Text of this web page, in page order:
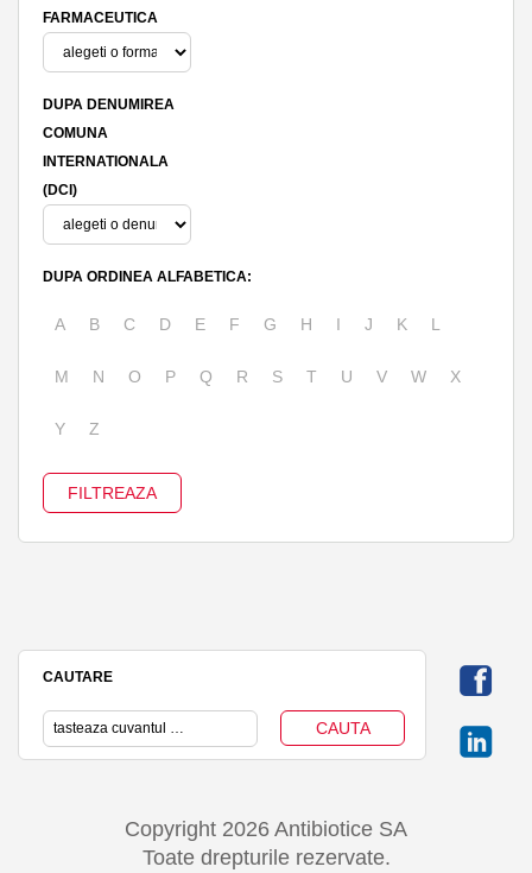
FARMACEUTICA
DUPA DENUMIREA
COMUNA
INTERNATIONALA
(DCI)
DUPA ORDINEA ALFABETICA:
A B C D E F G H I J K L
M N O P Q R S T U V W X
Y Z
CAUTARE
Copyright 2026 Antibiotice SA
Toate drepturile rezervate.